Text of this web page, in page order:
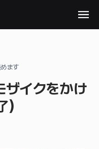
ます
イクをかけ